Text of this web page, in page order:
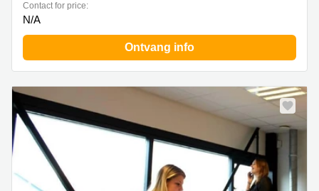
Contact for price:
N/A
Ontvang info